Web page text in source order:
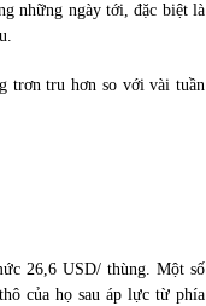
những ngày tới, đặc biệt là
trơn tru hơn so với vài tuần
26,6 USD/ thùng. Một số
của họ sau áp lực từ phía